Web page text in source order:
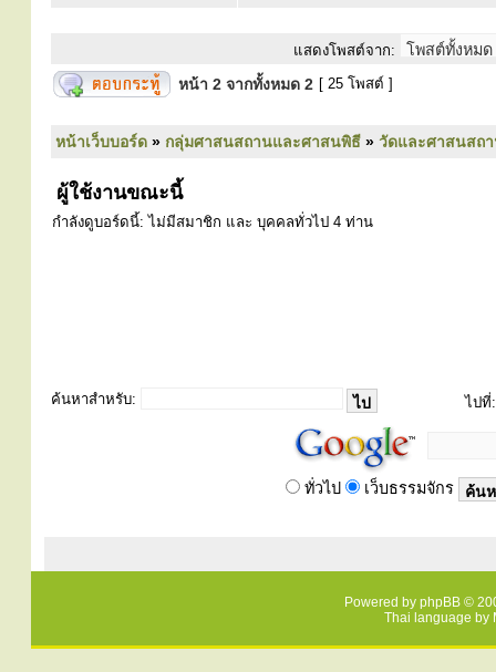
แสดงโพสต์จาก:
หน้า 2 จากทั้งหมด 2 [ 25 โพสต์ ]
หน้าเว็บบอร์ด » กลุ่มศาสนสถานและศาสนพิธี » วัดและศาสนสถ
ผู้ใช้งานขณะนี้
กำลังดูบอร์ดนี้: ไม่มีสมาชิก และ บุคคลทั่วไป 4 ท่าน
ค้นหาสำหรับ: ไปที่:
ทั่วไป เว็บธรรมจักร
Powered by phpBB ©
Thai language by